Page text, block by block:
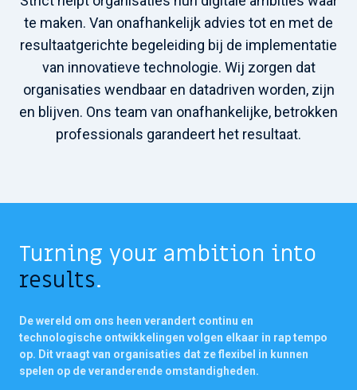
te maken. Van onafhankelijk advies tot en met de
resultaatgerichte begeleiding bij de implementatie
van innovatieve technologie. Wij zorgen dat
organisaties wendbaar en datadriven worden, zijn
en blijven. Ons team van onafhankelijke, betrokken
professionals garandeert het resultaat.
Turning your ambition into
results.
De wereld om ons heen verandert continu en
technologische ontwikkelingen volgen elkaar in rap tempo
op. Dit vraagt van organisaties dat ze flexibel in kunnen
spelen op de veranderende omstandigheden.